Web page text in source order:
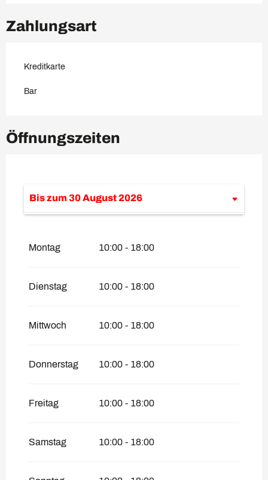
Zahlungsart
Kreditkarte
Bar
Öffnungszeiten
Bis zum 30 August 2026
vom 2 September 2026bis zum
Montag 10:00 - 18:00
Dienstag 10:00 - 18:00
Mittwoch 10:00 - 18:00
Donnerstag 10:00 - 18:00
Freitag 10:00 - 18:00
Samstag 10:00 - 18:00